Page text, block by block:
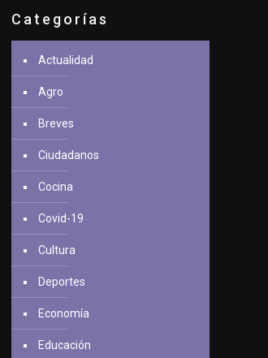
Categorías
Actualidad
Agro
Breves
Ciudadanos
Cocina
Covid-19
Cultura
Deportes
Economía
Educación